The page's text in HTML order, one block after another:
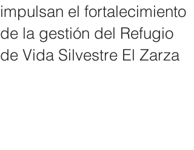
impulsan el fortalecimiento
de la gestión del Refugio
de Vida Silvestre El Zarza